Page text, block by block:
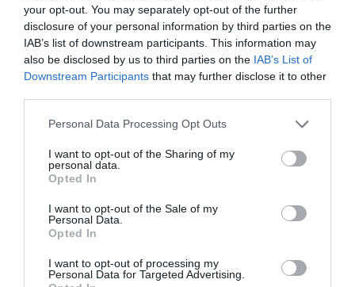
your opt-out. You may separately opt-out of the further
disclosure of your personal information by third parties on the
IAB’s list of downstream participants. This information may
also be disclosed by us to third parties on the IAB’s List of
Downstream Participants that may further disclose it to other
Please note that this website/app uses one or more Google
not limited to your visit or usage behaviour. You may click to
grant or deny consent to Google and its third-party tags to
use your data for below specified purposes in below Google
consent section.
Personal Data Processing Opt Outs
I want to opt-out of the Sharing of my
personal data.
Opted In
I want to opt-out of the Sale of my
Personal Data.
Opted In
I want to opt-out of processing my
Personal Data for Targeted Advertising.
ΕΙΠΕΣ – ΦΕΡΡΗΣ ΘΟΔΩΡΗΣ
ΛΟΓΑΡΙΑΣΜΟΣ - ΛΙΟΛΙΟΥ ΚΑΤΕΡΙΝΑ